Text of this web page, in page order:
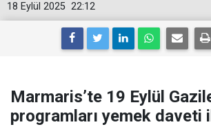
22:12
18 Eylül 2025
Marmaris’te 19 Eylül
programları yemek daveti